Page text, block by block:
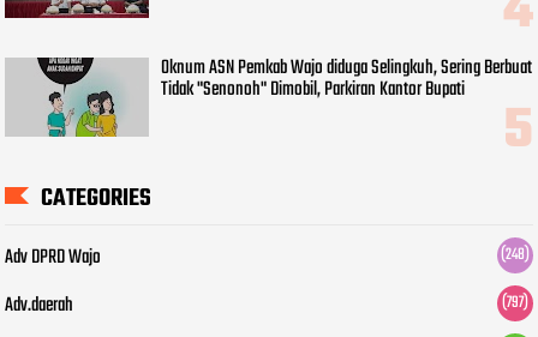
Oknum ASN Pemkab Wajo diduga Selingkuh, Sering Berbuat
Tidak "Senonoh" Dimobil, Parkiran Kantor Bupati
CATEGORIES
Adv DPRD Wajo (248)
Adv.daerah (797)